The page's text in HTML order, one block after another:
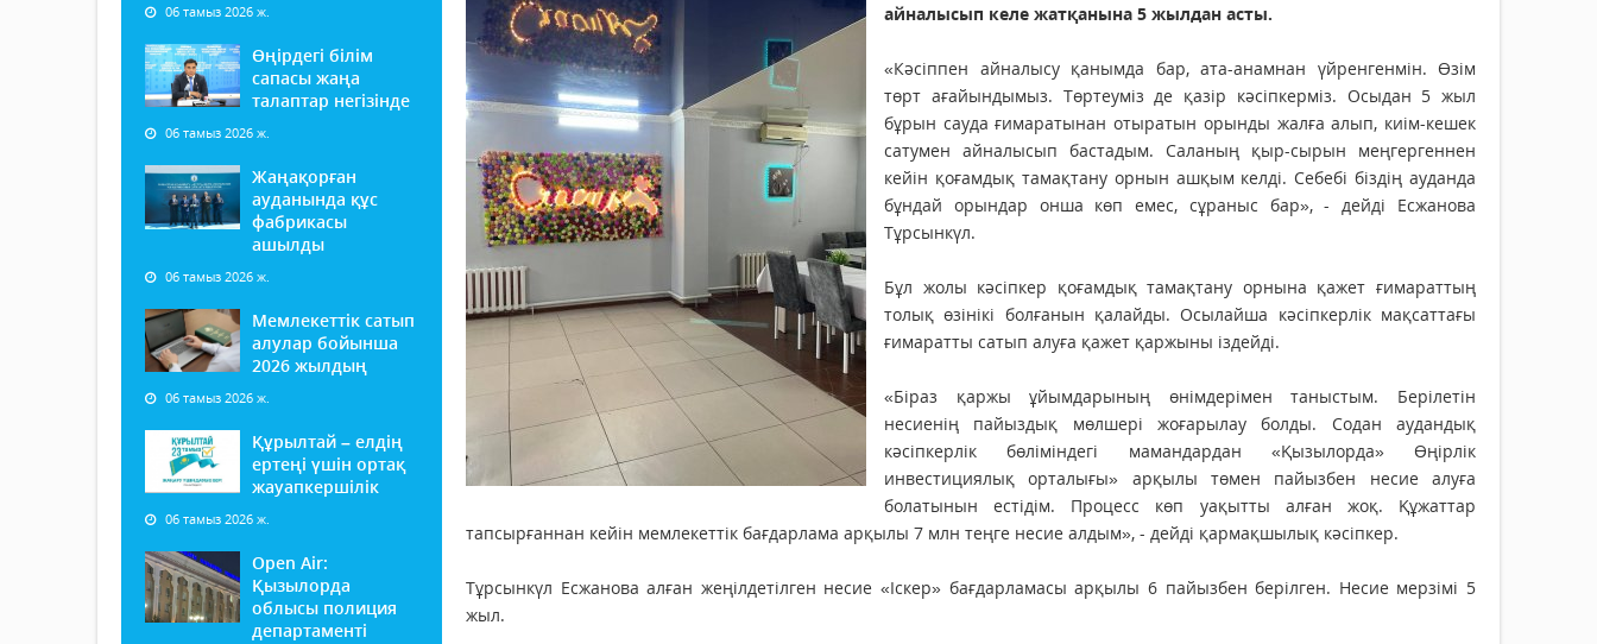
06 тамыз 2026 ж.
Өңірдегі білім
сапасы жаңа
талаптар негізінде
06 тамыз 2026 ж.
Жаңақорған
ауданында құс
фабрикасы
ашылды
06 тамыз 2026 ж.
Мемлекеттік сатып
алулар бойынша
2026 жылдың
06 тамыз 2026 ж.
Құрылтай – елдің
ертеңі үшін ортақ
жауапкершілік
06 тамыз 2026 ж.
Open Air:
Қызылорда
облысы полиция
департаменті
айналысып келе жатқанына 5 жылдан асты.
«Кәсіппен айналысу қанымда бар, ата-анамнан үйренгенмін. Өзім
төрт ағайындымыз. Төртеуміз де қазір кәсіпкерміз. Осыдан 5 жыл
бұрын сауда ғимаратынан отыратын орынды жалға алып, киім-кешек
сатумен айналысып бастадым. Саланың қыр-сырын меңгергеннен
кейін қоғамдық тамақтану орнын ашқым келді. Себебі біздің ауданда
бұндай орындар онша көп емес, сұраныс бар», - дейді Есжанова
Тұрсынкүл.
Бұл жолы кәсіпкер қоғамдық тамақтану орнына қажет ғимараттың
толық өзінікі болғанын қалайды. Осылайша кәсіпкерлік мақсаттағы
ғимаратты сатып алуға қажет қаржыны іздейді.
«Біраз қаржы ұйымдарының өнімдерімен таныстым. Берілетін
несиенің пайыздық мөлшері жоғарылау болды. Содан аудандық
кәсіпкерлік бөліміндегі мамандардан «Қызылорда» Өңірлік
инвестициялық орталығы» арқылы төмен пайызбен несие алуға
болатынын естідім. Процесс көп уақытты алған жоқ. Құжаттар
тапсырғаннан кейін мемлекеттік бағдарлама арқылы 7 млн теңге несие алдым», - дейді қармақшылық кәсіпкер.
Тұрсынкүл Есжанова алған жеңілдетілген несие «Іскер» бағдарламасы арқылы 6 пайызбен берілген. Несие мерзімі 5
жыл.